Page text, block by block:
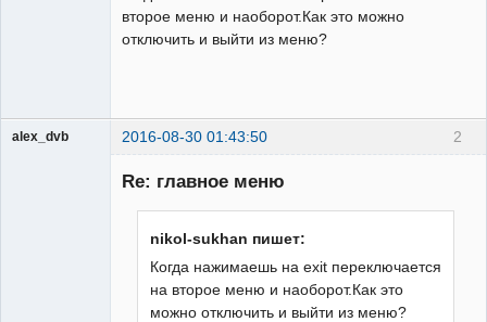
второе меню и наоборот.Как это можно
отключить и выйти из меню?
2
alex_dvb 2016-08-30 01:43:50
Re: главное меню
nikol-sukhan пишет:
Когда нажимаешь на exit переключается
на второе меню и наоборот.Как это
можно отключить и выйти из меню?